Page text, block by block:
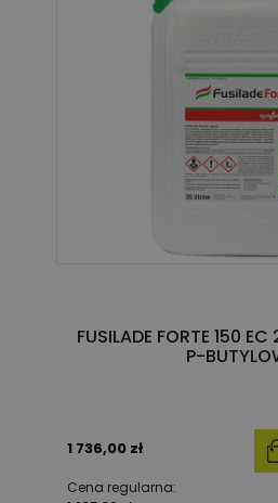
FUSILADE FORTE 150
P-
1 736,00 zł
Cena regularna: